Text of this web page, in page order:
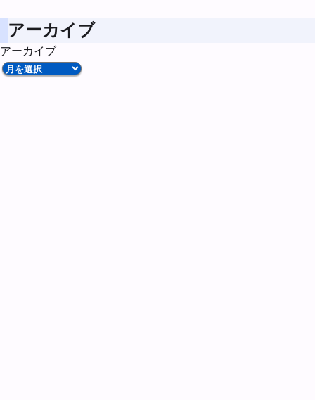
アーカイブ
アーカイブ